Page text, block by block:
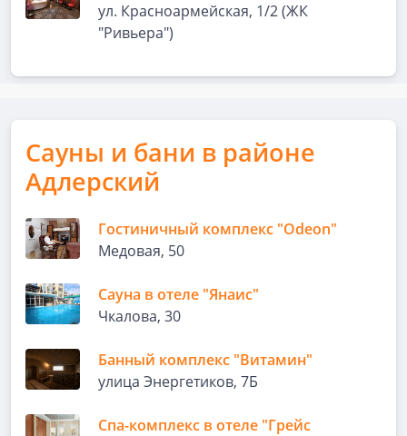
ул. Красноармейская, 1/2 (ЖК
"Ривьера")
Сауны и бани в районе
Адлерский
Гостиничный комплекс "Odeon"
Медовая, 50
Сауна в отеле "Янаис"
Чкалова, 30
Банный комплекс "Витамин"
улица Энергетиков, 7Б
Спа-комплекс в отеле "Грейс